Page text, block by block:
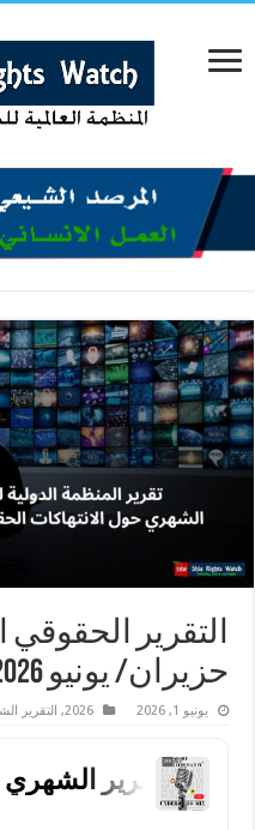
التقرير
حزيران/ يونيو 2026
يونيو 1, 2026 2026
, التقرير